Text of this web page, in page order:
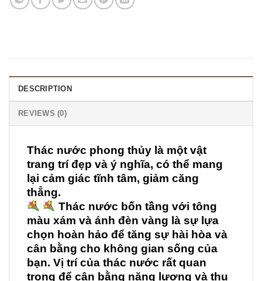
DESCRIPTION
REVIEWS (0)
Thác nước phong thủy là một vật
trang trí đẹp và ý nghĩa, có thể mang
lại cảm giác tĩnh tâm, giảm căng
thẳng.
Thác nước bốn tầng với tông
màu xám và ánh đèn vàng là sự lựa
chọn hoàn hảo để tăng sự hài hòa và
cân bằng cho không gian sống của
bạn. Vị trí của thác nước rất quan
trọng để cân bằng năng lượng và thu